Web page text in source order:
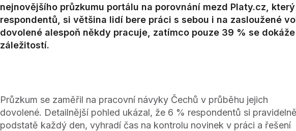
nejnovějšího průzkumu portálu na porovnání mezd Platy.cz,
respondentů, si většina lidí bere práci s sebou i na zasloužené
dovolené alespoň někdy pracuje, zatímco pouze 39 % se
záležitostí.
Průzkum se zaměřil na pracovní návyky Čechů v průběhu jejich
dovolené. Detailnější pohled ukázal, že 6 % respondentů si
podstatě každý den, vyhradí čas na kontrolu novinek v práci a řešení